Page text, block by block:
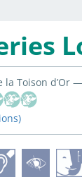
la Toison d’Or